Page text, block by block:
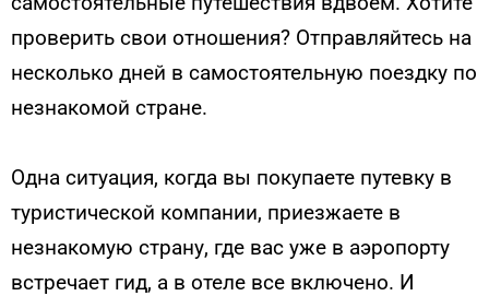
проверить свои отношения? Отправляйтесь на
несколько дней в самостоятельную поездку по
незнакомой стране.
Одна ситуация, когда вы покупаете путевку в
туристической компании, приезжаете в
незнакомую страну, где вас уже в аэропорту
встречает гид, а в отеле все включено. И